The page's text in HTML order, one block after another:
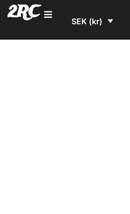
2RC SEK (kr)